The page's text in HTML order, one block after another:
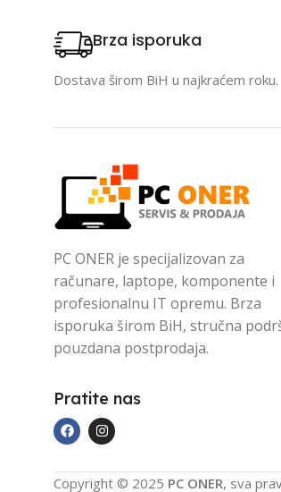
Brza isporuka
Dostava širom BiH u najkraćem roku.
PC ONER je specijalizovan za
računare, laptope, komponente i
profesionalnu IT opremu. Brza
isporuka širom BiH, stručna
pouzdana postprodaja.
Pratite nas
Copyright © 2025 PC ONER, sva